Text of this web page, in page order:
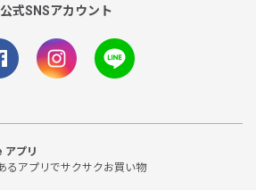
公式SNSアカウント
アプリ
るアプリでサクサクお買い物